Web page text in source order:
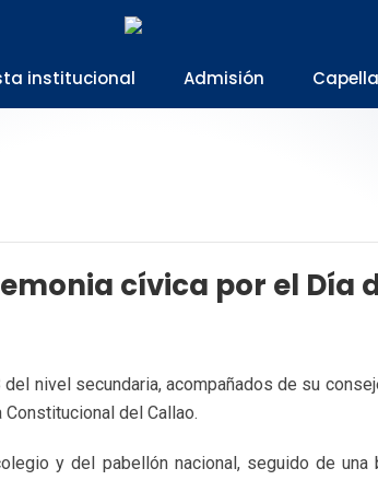
institucional Admisión
cívica por el Día
nivel secundaria, acompañados de su
del Callao.
y del pabellón nacional, seguido de